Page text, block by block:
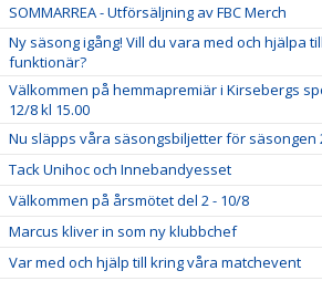
SOMMARREA - Utförsäljning av FBC Merch
Ny säsong igång! Vill du vara med och hjälpa
funktionär?
Välkommen på hemmapremiär i Kirsebergs
12/8 kl 15.00
Nu släpps våra säsongsbiljetter för säsongen
Tack Unihoc och Innebandyesset
Välkommen på årsmötet del 2 - 10/8
Marcus kliver in som ny klubbchef
Var med och hjälp till kring våra matchevent